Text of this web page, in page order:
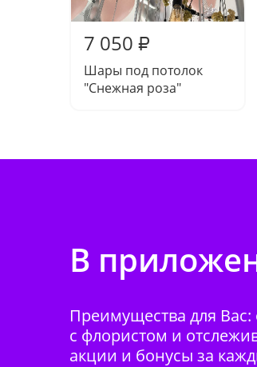
7 050 ₽
Шары под потолок
"Снежная роза"
В
Преимущества для Вас:
с флористом и
акции и бонусы за